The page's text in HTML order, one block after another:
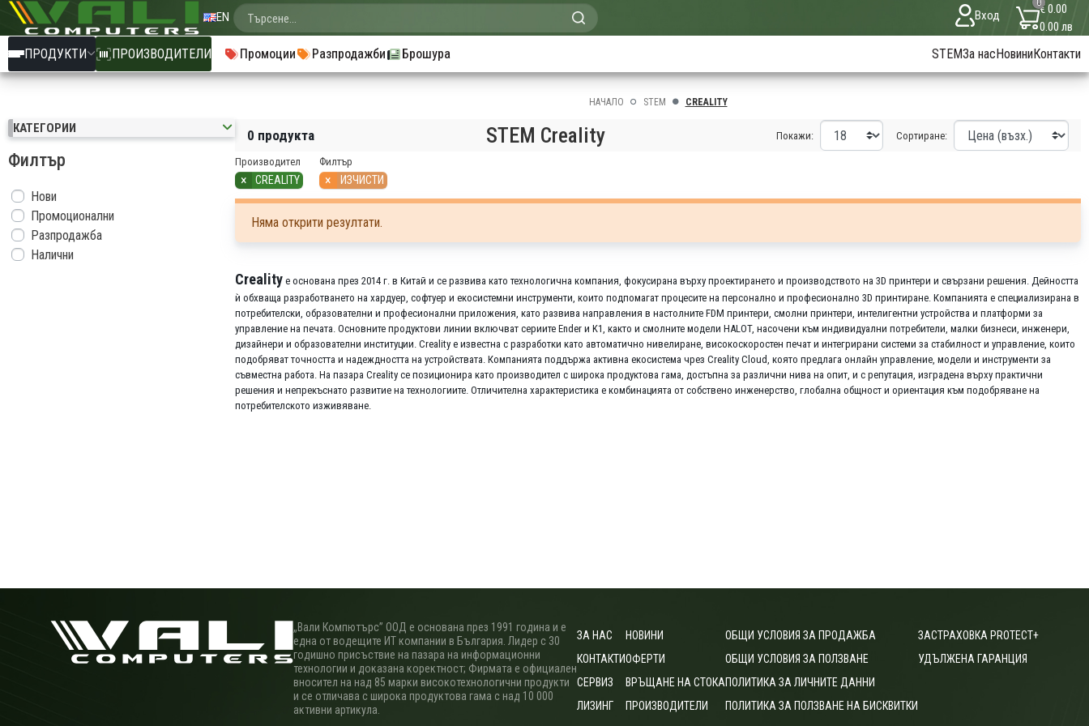
EN Вход
0€ 0.00
0.00 лв
ПРОДУКТИ ПРОИЗВОДИТЕЛИ Промоции Разпродажби Брошура STEMЗа насНовиниКонтакти
КАТЕГОРИИ
Филтър
Нови
Промоционални
Разпродажба
Налични
НАЧАЛО STEM CREALITY
0 продукта STEM Creality Покажи: Сортиране:
Производител
× CREALITY
Филтър
× ИЗЧИСТИ
Няма открити резултати.
Creality е основана през 2014 г. в Китай и се развива като технологична компания, фокусирана върху проектирането и производството на 3D принтери и свързани решения. Дейността
ѝ обхваща разработването на хардуер, софтуер и екосистемни инструменти, които подпомагат процесите на персонално и професионално 3D принтиране. Компанията е специализирана в
потребителски, образователни и професионални приложения, като развива направления в настолните FDM принтери, смолни принтери, интелигентни устройства и платформи за
управление на печата. Основните продуктови линии включват сериите Ender и K1, както и смолните модели HALOT, насочени към индивидуални потребители, малки бизнеси, инженери,
дизайнери и образователни институции. Creality е известна с разработки като автоматично нивелиране, високоскоростен печат и интегрирани системи за стабилност и управление, които
подобряват точността и надеждността на устройствата. Компанията поддържа активна екосистема чрез Creality Cloud, която предлага онлайн управление, модели и инструменти за
съвместна работа. На пазара Creality се позиционира като производител с широка продуктова гама, достъпна за различни нива на опит, и с репутация, изградена върху практични
решения и непрекъснато развитие на технологиите. Отличителна характеристика е комбинацията от собствено инженерство, глобална общност и ориентация към подобряване на
потребителското изживяване.
„Вали Компютърс” ООД е основана през 1991 година и е
една от водещите ИТ компании в България. Лидер с 30
годишно присъствие на пазара на информационни
технологии и доказана коректност; Фирмата е официален
вносител на над 85 марки високотехнологични продукти
и се отличава с широка продуктова гама с над 10 000
активни артикула.
ЗА НАС
КОНТАКТИ
СЕРВИЗ
ЛИЗИНГ
НОВИНИ
ОФЕРТИ
ВРЪЩАНЕ НА СТОКА
ПРОИЗВОДИТЕЛИ
ОБЩИ УСЛОВИЯ ЗА ПРОДАЖБА
ОБЩИ УСЛОВИЯ ЗА ПОЛЗВАНЕ
ПОЛИТИКА ЗА ЛИЧНИТЕ ДАННИ
ПОЛИТИКА ЗА ПОЛЗВАНЕ НА БИСКВИТКИ
ЗАСТРАХОВКА PROTECT+
УДЪЛЖЕНА ГАРАНЦИЯ